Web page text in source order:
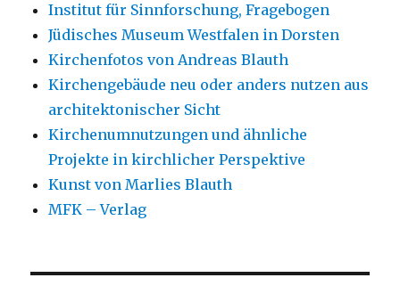
Institut für Sinnforschung, Fragebogen
Jüdisches Museum Westfalen in Dorsten
Kirchenfotos von Andreas Blauth
Kirchengebäude neu oder anders nutzen aus
architektonischer Sicht
Kirchenumnutzungen und ähnliche
Projekte in kirchlicher Perspektive
Kunst von Marlies Blauth
MFK – Verlag